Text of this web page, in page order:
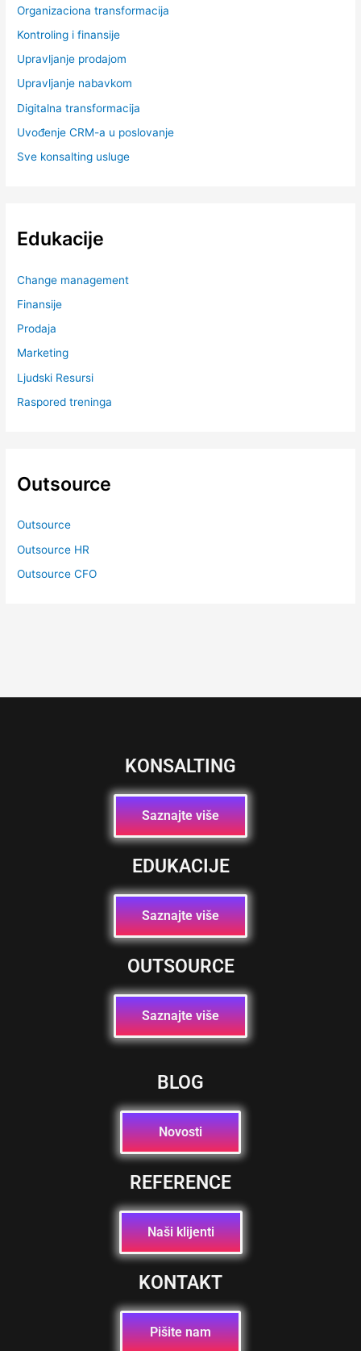
Organizaciona transformacija
Kontroling i finansije
Upravljanje prodajom
Upravljanje nabavkom
Digitalna transformacija
Uvođenje CRM-a u poslovanje
Sve konsalting usluge
Edukacije
Change management
Finansije
Prodaja
Marketing
Ljudski Resursi
Raspored treninga
Outsource
Outsource
Outsource HR
Outsource CFO
KONSALTING
Saznajte više
EDUKACIJE
Saznajte više
OUTSOURCE
Saznajte više
BLOG
Novosti
REFERENCE
Naši klijenti
KONTAKT
Pišite nam